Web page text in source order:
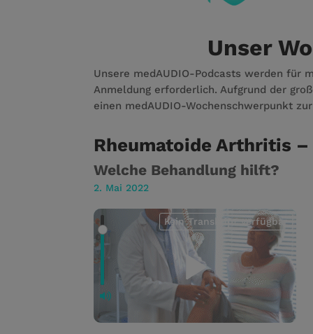
Unser
Unsere medAUDIO-Podcasts werden für
Anmeldung erforderlich. Aufgrund der
einen medAUDIO-Wochenschwerpunkt
Rheumatoide Arthritis
Welche Behandlung hilft?
2. Mai 2022
Kein Transkript verfügbar